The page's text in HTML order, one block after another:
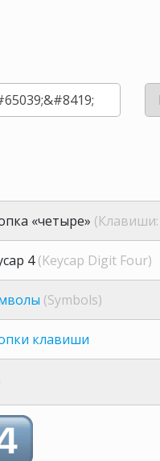
«четыре» (Клавиши:
4(Keycap Digit Four)
(Symbols)
клавиши